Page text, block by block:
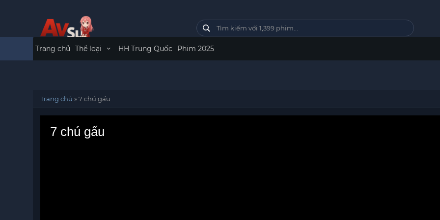
Trang chủ Thể loại HH Trung Quốc Phim 2025
Trang chủ »7 chú gấu
7 chú gấu